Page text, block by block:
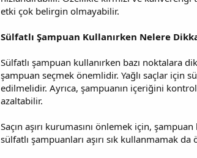
etki çok belirgin olmayabilir.
Sülfatlı Şampuan Kullanırken Nelere
Sülfatlı şampuan kullanırken bazı noktalara
şampuan seçmek önemlidir. Yağlı saçlar için
edilmelidir. Ayrıca, şampuanın içeriğini
azaltabilir.
Saçın aşırı kurumasını önlemek için,
sülfatlı şampuanları aşırı sık kullanmamak